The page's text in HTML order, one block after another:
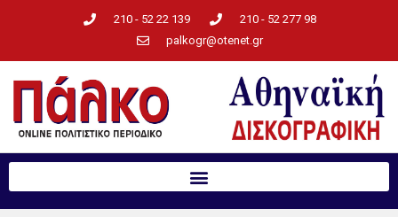
210 - 52 22 139
210 - 52 277 98
palkogr@otenet.gr